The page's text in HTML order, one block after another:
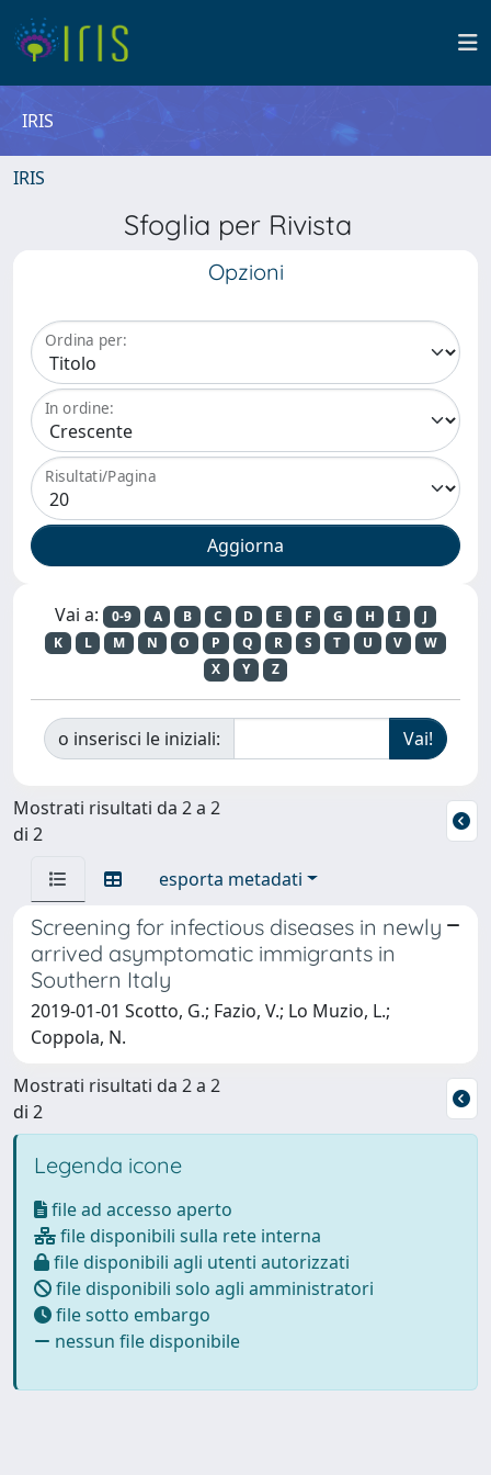
IRIS
IRIS
Sfoglia per Rivista
Opzioni
Ordina per:
In ordine:
Risultati/Pagina
Vai a: 0-9 A B C D E F G H I
J
K
L M N O P Q R S T U V
W
X
Y Z
o inserisci le iniziali:
Mostrati risultati da 2 a 2
di 2
esporta metadati
Screening for infectious diseases in newly
arrived asymptomatic immigrants in
Southern Italy
2019-01-01 Scotto, G.; Fazio, V.; Lo Muzio, L.;
Coppola, N.
Mostrati risultati da 2 a 2
di 2
Legenda icone
file ad accesso aperto
file disponibili sulla rete interna
file disponibili agli utenti autorizzati
file disponibili solo agli amministratori
file sotto embargo
nessun file disponibile